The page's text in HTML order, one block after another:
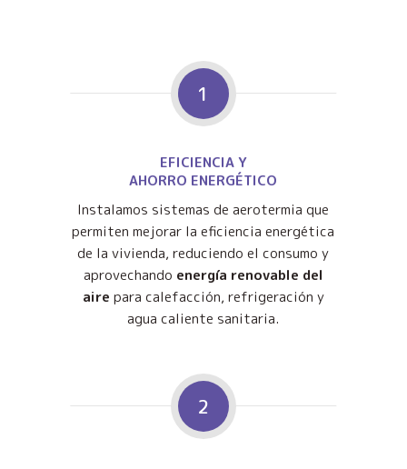
1
EFICIENCIA Y
AHORRO ENERGÉTICO
Instalamos sistemas de aerotermia que
permiten mejorar la eficiencia energética
de la vivienda, reduciendo el consumo y
aprovechando energía renovable del
aire para calefacción, refrigeración y
agua caliente sanitaria.
2